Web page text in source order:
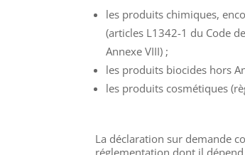
les produits chimiques,
(articles L1342-1 du Code
Annexe VIII) ;
les produits biocides hors
les produits cosmétiques
La déclaration sur demande
réglementation dont il